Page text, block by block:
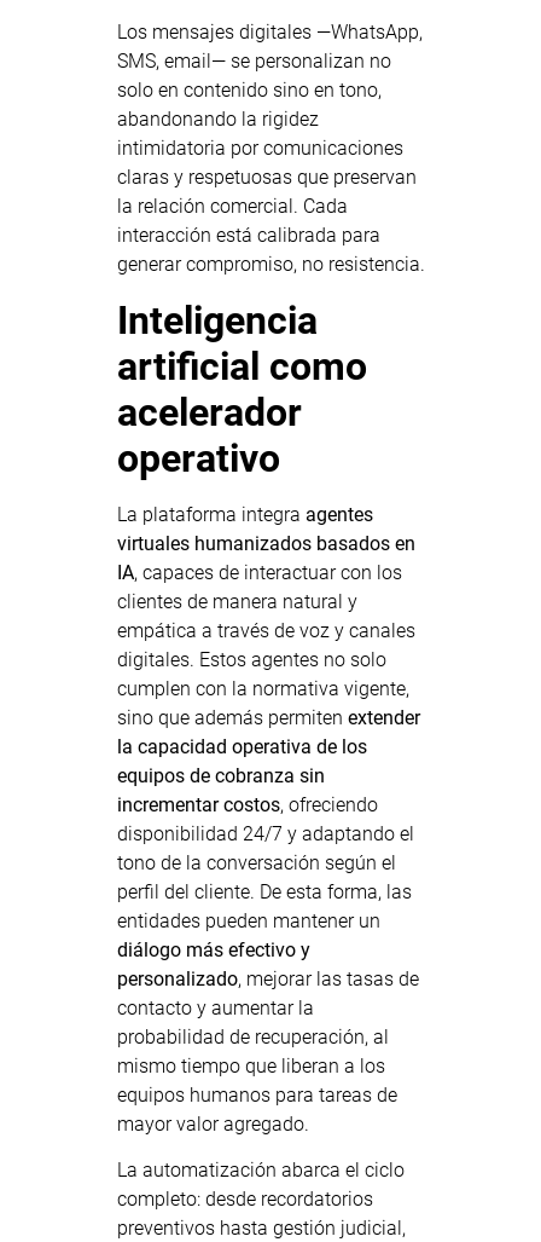
Los mensajes digitales —WhatsApp,
SMS, email— se personalizan no
solo en contenido sino en tono,
abandonando la rigidez
intimidatoria por comunicaciones
claras y respetuosas que preservan
la relación comercial. Cada
interacción está calibrada para
generar compromiso, no resistencia.
Inteligencia
artificial como
acelerador
operativo
La plataforma integra agentes
virtuales humanizados basados en
IA, capaces de interactuar con los
clientes de manera natural y
empática a través de voz y canales
digitales. Estos agentes no solo
cumplen con la normativa vigente,
sino que además permiten extender
la capacidad operativa de los
equipos de cobranza sin
incrementar costos, ofreciendo
disponibilidad 24/7 y adaptando el
tono de la conversación según el
perfil del cliente. De esta forma, las
entidades pueden mantener un
diálogo más efectivo y
personalizado, mejorar las tasas de
contacto y aumentar la
probabilidad de recuperación, al
mismo tiempo que liberan a los
equipos humanos para tareas de
mayor valor agregado.
La automatización abarca el ciclo
completo: desde recordatorios
preventivos hasta gestión judicial,